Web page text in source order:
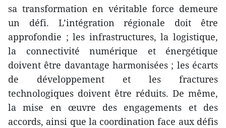
sa transformation en véritable force demeure
un défi. L’intégration régionale doit être
approfondie ; les infrastructures, la logistique,
la connectivité numérique et énergétique
doivent être davantage harmonisées ; les écarts
de développement et les fractures
technologiques doivent être réduits. De même,
la mise en œuvre des engagements et des
accords, ainsi que la coordination face aux défis